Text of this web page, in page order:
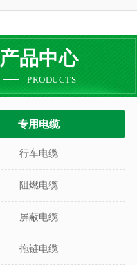
产品中心
PRODUCTS
专用电缆
行车电缆
阻燃电缆
屏蔽电缆
拖链电缆